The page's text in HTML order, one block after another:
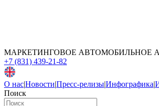
МАРКЕТИНГОВОЕ АВТОМОБИЛЬНОЕ
+7 (831) 439-21-82
О нас|Новости|Пресс-релизы|Инфографика|
Поиск